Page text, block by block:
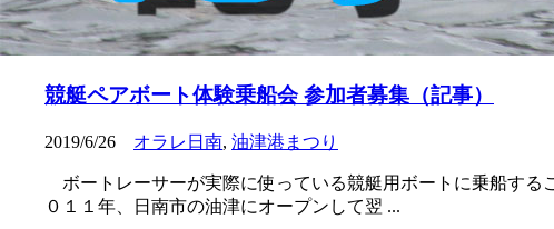
競艇ペアボート体験乗船会 参加者募集（記事）
2019/6/26 オラレ日南, 油津港まつり
ボートレーサーが実際に使っている競艇用ボートに乗船す
０１１年、日南市の油津にオープンして翌 ...